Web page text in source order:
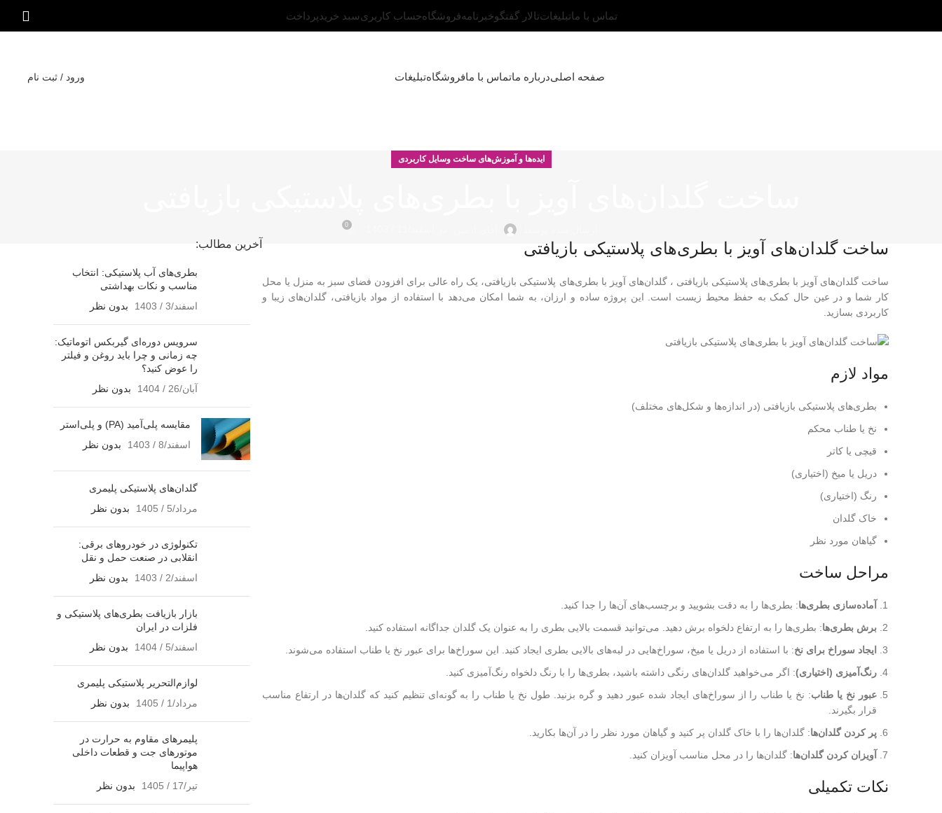
تماس با ماتبلیغاتتالار گفتگوخبرنامهفروشگاهحساب کاربریسبد خرید پرداخت
صفحه اصلیدرباره ماتماس با مافروشگاهتبلیغات ورود / ثبت نام
ایده‌ها و آموزش‌های ساخت وسایل کاربردی
0
ساخت گلدان‌های آویز با بطری‌های پلاستیکی بازیافتی
ساخت گلدان‌های آویز با بطری‌های پلاستیکی بازیافتی ، گلدان‌های آویز با بطری‌های پلاستیکی بازیافتی، یک راه عالی برای افزودن فضای سبز به منزل یا محل
کار شما و در عین حال کمک به حفظ محیط زیست است. این پروژه ساده و ارزان، به شما امکان می‌دهد با استفاده از مواد بازیافتی، گلدان‌های زیبا و
کاربردی بسازید.
مواد لازم
بطری‌های پلاستیکی بازیافتی (در اندازه‌ها و شکل‌های مختلف)
نخ یا طناب محکم
قیچی یا کاتر
دریل یا میخ (اختیاری)
رنگ (اختیاری)
خاک گلدان
گیاهان مورد نظر
مراحل ساخت
آماده‌سازی بطری‌ها: بطری‌ها را به دقت بشویید و برچسب‌های آن‌ها را جدا کنید.
برش بطری‌ها: بطری‌ها را به ارتفاع دلخواه برش دهید. می‌توانید قسمت بالایی بطری را به عنوان یک گلدان جداگانه استفاده کنید.
ایجاد سوراخ برای نخ: با استفاده از دریل یا میخ، سوراخ‌هایی در لبه‌های بالایی بطری ایجاد کنید. این سوراخ‌ها برای عبور نخ یا طناب استفاده می‌شوند.
رنگ‌آمیزی (اختیاری): اگر می‌خواهید گلدان‌های رنگی داشته باشید، بطری‌ها را با رنگ دلخواه رنگ‌آمیزی کنید.
عبور نخ یا طناب: نخ یا طناب را از سوراخ‌های ایجاد شده عبور دهید و گره بزنید. طول نخ یا طناب را به گونه‌ای تنظیم کنید که گلدان‌ها در ارتفاع مناسب
قرار بگیرند.
پر کردن گلدان‌ها: گلدان‌ها را با خاک گلدان پر کنید و گیاهان مورد نظر را در آن‌ها بکارید.
آویزان کردن گلدان‌ها: گلدان‌ها را در محل مناسب آویزان کنید.
نکات تکمیلی
آخرین مطالب:
بطری‌های آب پلاستیکی: انتخاب
مناسب و نکات بهداشتی
اسفند/3 / 1403
بدون نظر
سرویس دوره‌ای گیربکس اتوماتیک:
چه زمانی و چرا باید روغن و فیلتر
را عوض کنید؟
آبان/26 / 1404
بدون نظر
مقایسه پلی‌آمید (PA) و پلی‌استر
اسفند/8 / 1403
بدون نظر
گلدان‌های پلاستیکی پلیمری
مرداد/5 / 1405
بدون نظر
تکنولوژی در خودروهای برقی:
انقلابی در صنعت حمل و نقل
اسفند/2 / 1403
بدون نظر
بازار بازیافت بطری‌های پلاستیکی و
فلزات در ایران
اسفند/5 / 1404
بدون نظر
لوازم‌التحریر پلاستیکی پلیمری
مرداد/1 / 1405
بدون نظر
پلیمرهای مقاوم به حرارت در
موتورهای جت و قطعات داخلی
هواپیما
تیر/17 / 1405
بدون نظر